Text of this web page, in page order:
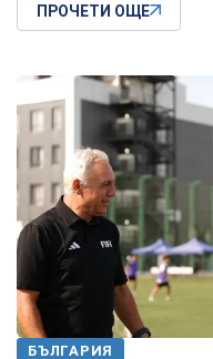
ПРОЧЕТИ ОЩЕ
БЪЛГАРИЯ